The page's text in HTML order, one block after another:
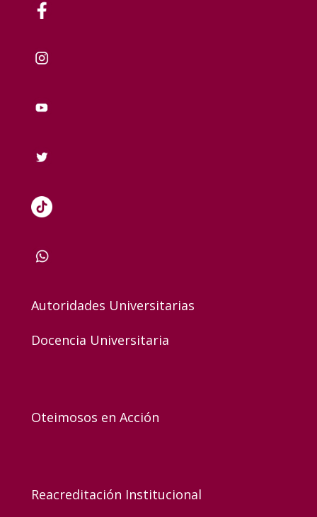
Autoridades Universitarias
Docencia Universitaria
Oteimosos en Acción
Reacreditación Institucional